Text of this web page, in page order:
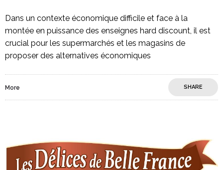
Dans un contexte économique difficile et face à la
montée en puissance des enseignes hard discount, il est
crucial pour les supermarchés et les magasins de
proposer des alternatives économiques
More SHARE